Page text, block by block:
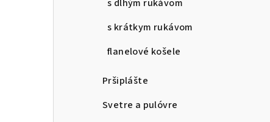
s dlhým rukávom
s krátkym rukávom
flanelové košele
Pršiplášte
Svetre a pulóvre